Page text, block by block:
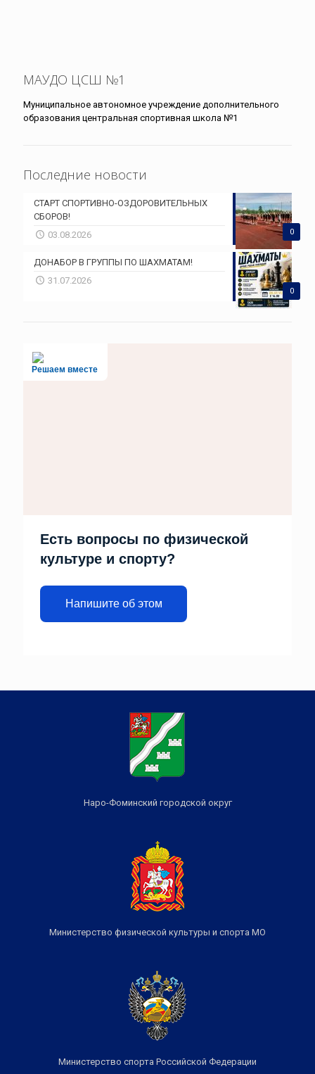
МАУДО ЦСШ №1
Муниципальное автономное учреждение дополнительного
образования центральная спортивная школа №1
Последние новости
0
СТАРТ СПОРТИВНО-ОЗДОРОВИТЕЛЬНЫХ
СБОРОВ!
03.08.2026
0
ДОНАБОР В ГРУППЫ ПО ШАХМАТАМ!
31.07.2026
Решаем вместе
Есть вопросы по физической
культуре и спорту?
Напишите об этом
Наро-Фоминский городской округ
Министерство физической культуры и спорта МО
Министерство спорта Российской Федерации